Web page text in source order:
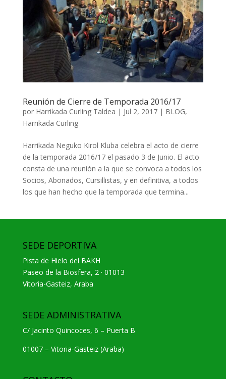
Reunión de Cierre de Temporada 2016/17
por Harrikada Curling Taldea | Jul 2, 2017| BLOG,
Harrikada Curling
Harrikada Neguko Kirol Kluba celebra el acto de cierre
de la temporada 2016/17 el pasado 3 de Junio. El acto
consta de una reunión a la que se convoca a todos los
Socios, Abonados, Cursillistas, y en definitiva, a todos
los que han hecho que la temporada que termina...
SEDE DEPORTIVA
Pista de Hielo del BAKH
Paseo de la Biosfera, 2 · 01013
Vitoria-Gasteiz, Araba
SEDE ADMINISTRATIVA
C/ Jacinto Quincoces, 6 – Puerta B
01007 – Vitoria-Gasteiz (Araba)